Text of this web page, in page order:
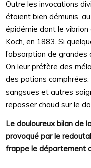
Outre les invocations
étaient bien démunis,
épidémie dont le
Koch, en 1883. Si
l’absorption de grandes
On leur préfère des
des potions
sangsues et autres
repasser chaud sur le
Le douloureux bilan de
provoqué par le
frappe le département